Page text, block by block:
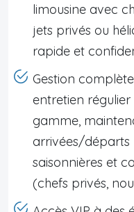
limousine avec
jets privés ou
rapide et
Gestion
entretien
gamme,
arrivées/départs
saisonnières et
(chefs privés,